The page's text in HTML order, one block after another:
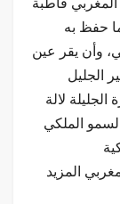
قاطبة
حفظ به
وأن يقر عين
الجليل
لالة
الملكي
المزيد